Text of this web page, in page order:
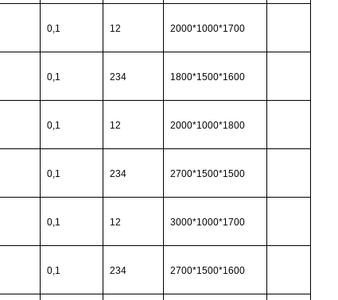
0,1 12 2000*1000*1700
0,1 234 1800*1500*1600
0,1 12 2000*1000*1800
0,1 234 2700*1500*1500
0,1 12 3000*1000*1700
0,1 234 2700*1500*1600